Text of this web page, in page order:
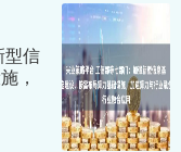
型信
，